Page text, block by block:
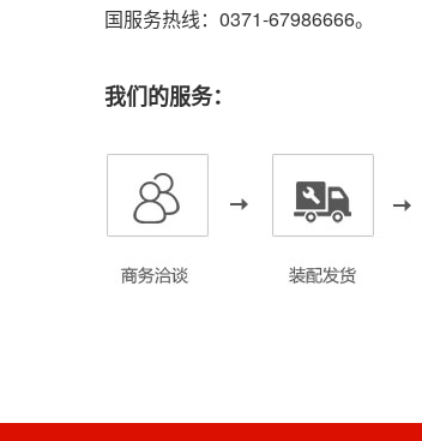
国服务热线：0371-67986666。
我们的服务：